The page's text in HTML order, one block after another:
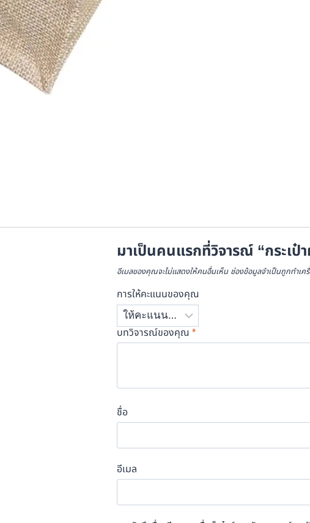
มาเป็นคนแรกที่วิจารณ์ “กระเป๋
อีเมลของคุณจะไม่แสดงให้คนอื่นเห็น ช่องข้อมูลจำเป็นถูกทำเค
การให้คะแนนของคุณ
บทวิจารณ์ของคุณ *
ชื่อ
อีเมล